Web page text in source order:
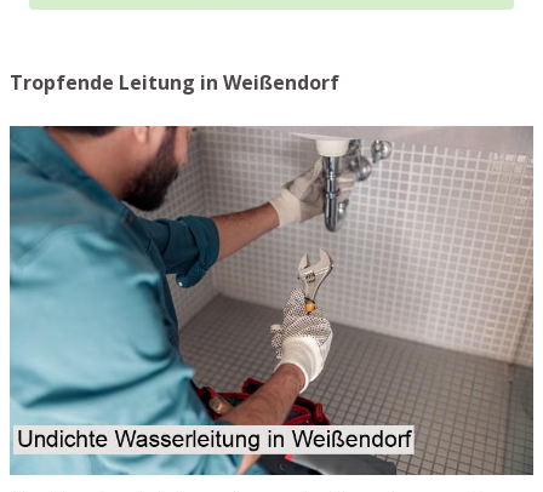
Tropfende Leitung in Weißendorf